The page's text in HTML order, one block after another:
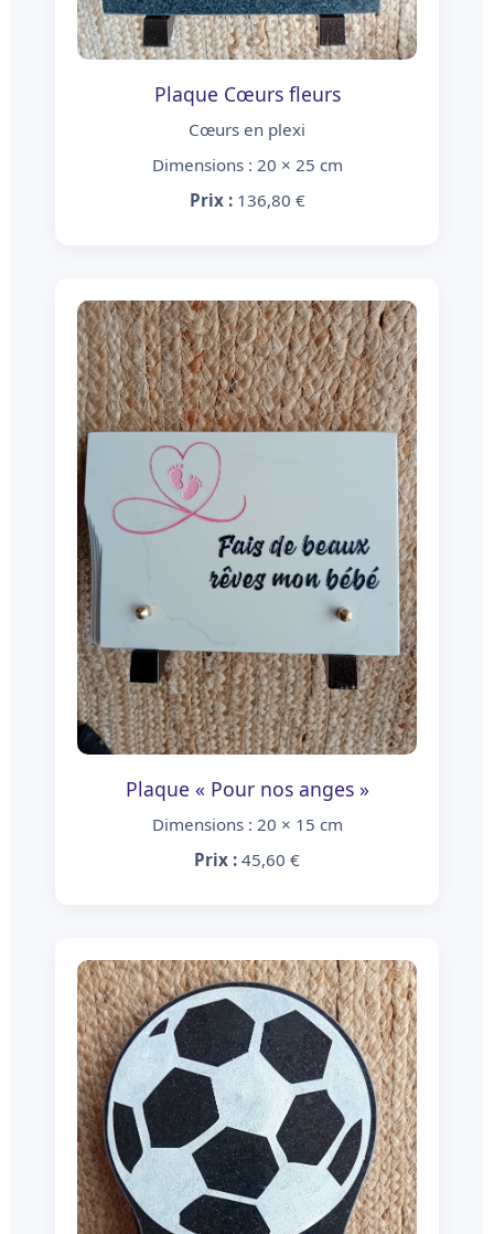
Plaque Cœurs fleurs
Cœurs en plexi
Dimensions : 20 × 25 cm
Prix :136,80 €
Plaque « Pour nos anges »
Dimensions : 20 × 15 cm
Prix : 45,60 €